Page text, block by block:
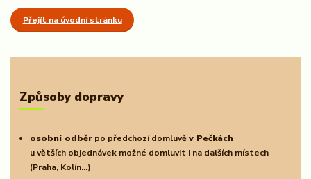
Přejít na úvodní stránku
Způsoby dopravy
osobní odběr po předchozí domluvěv Pečkách
u větších objednávek možné domluvit i na dalších místech
(Praha, Kolín...)